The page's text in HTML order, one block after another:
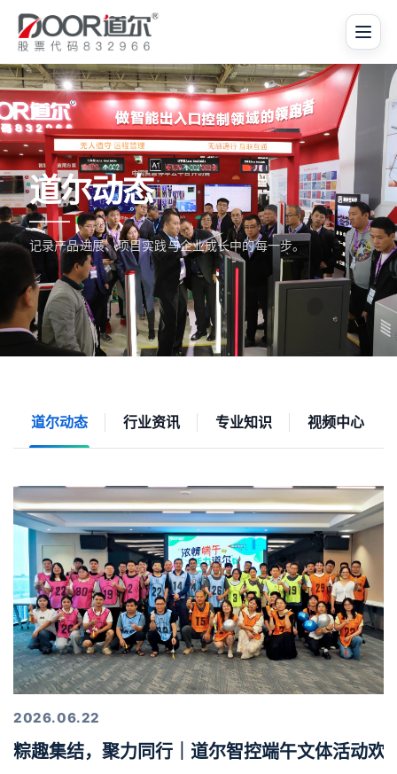
道尔动态
记录产品进展、项目实践与企业成长中的每一步。
道尔动态 行业资讯 专业知识 视频中心
2026.06.22
粽趣集结，聚力同行｜道尔智控端午文体活动欢